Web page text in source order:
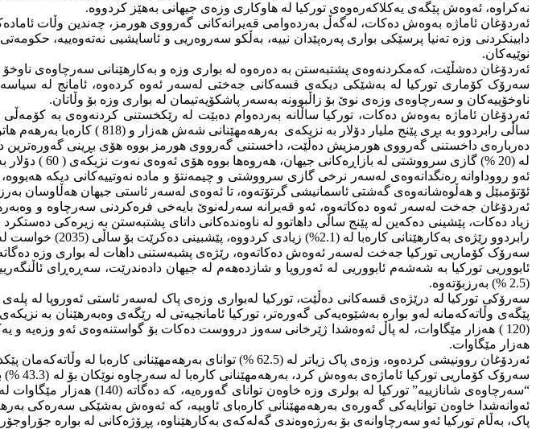
نەکراوە، ئەوەش پێگەى یەکلاکەرەوەى تورکیا لە هاوکارى وزەى جیهانى بەهێز کردووە.
ئەردۆغان ئاماژە بەوەش دەکات، لەگەڵ بەردەوامى قەیرانەکانى گەرووى هورمز، چەندین وڵات
دابینکردنى وزە تەنیا پرسێکى بواری پەرەپێدان نییە، بەڵکو سەروەریى و ئاسایشیى نەتەوەییە،
نوێیەکان.
ئەردۆغان دەشڵێت، کەمکردنەوەى پشتبەستن بە دەرەوە لە بوارى وزە و بەکارهێنانى سەرچاوەى ناوخۆ
سەرۆک کۆمارى تورکیا لە بەشێکى دیکەى قسەکانى جەختى لەسەر ئەوە کردەوە، ئامانج لە
ناوخۆییەکان و سەرچاوەى وزەى نوێ بۆ زاڵبوونە بەسەر پاشکۆیەتیمان لە بوارى وزە بۆ وڵاتان.
ئەردۆغان ئاماژە بەوەش دەکات، تورکیا ساڵانە بەردەوام دەبێت لە رێکخستنى کردنەوەى بە
ساڵى رابردوو بە بڕى پێنج ملیار دۆلار بە نزیکەى بەرهەمهێنانى شەش هەزار و (818 ) کارەبا بەرهەم هاتووە.
لە (20 %) گازى سرووشتى لە بازاڕەکانى جیهان، هەروەها بووە هۆى ئەوەى نەوت نزیکەى ( 60 ) دۆلار بەرزبێتەوە، کە دەکاتە دوو ئەوەندەى نرخى پێشوو.
ئەو رووداوانە رەنگدانەوەى لەسەر نرخى گازى سرووشتى و چیمەنتۆ و مادە نەوتییەکانى دیکە
ئۆتۆمبێل و هەڵوەشانەوەى گەشتى ئاسمانیشى گرتۆتەوە، تا ئەوەى لەسەر ئاستى جیهان هەڵاوسان
ئەردۆغان جەخت لەسەر ئەوە دەکاتەوە، ئەو قەیرانە سەرلەنوێ بایەخى فرەکردنى سەرچاوە و
زیاد دەکات، پێشینى دەکەین لە پێنج ساڵى داهاتوو لە ناوەندەکانى داتاى پشتبەستن بە زیرەکى دەستکرد
رابردوو رێژەى بەکارهێنانى کارەبا لە (2.1%) زیادى کردووە، پێشبینى دەکرێت بۆ ساڵى (2035) خواست لەسەر بەکارهێنانى کارەبا بۆ لە (50%) زیاد بێت.
سەرۆک کۆماریى تورکیا جەخت لەسەر ئەوەش دەکاتەوە، رێژەى پشبەستنى داهات لە بوارى وزە دەگاتە لە (57 ) پسوولەى هاوردەى وزە ساڵانە لەنێوان (60 بۆ 100)
ئابووریى تورکیا بە شەشەم ئابووریى لە ئەوروپا و شازدەهەم لە جیهان دادەندرێت، سەڕەڕاى
(2.5 %) بەرزبۆتەوە.
(120 ) هەزار مێگاوات، لە پاڵ ئەوەشدا ژێرخانى سەوز درووست دەکات بۆ گواستنەوەى ئەو وزەیە و
هەزار مێگاوات.
ئەردۆغان روونیشى کردەوە، وزەى پاک زیاتر لە (62.5 %) تواناى بەرهەمهێنانى کارەبا لە وڵاتەکەمان پێکدەهێنێت، بەگشتى تواناى وزە لەکۆتایی مانگى نیسانى ئەمساڵ گەیشتۆتە (125 ) هەزار و (410 ) مێگاوات.
ئەوانەشدا خاوەن توانایەکى گەورەى بەرهەمهێنانى کارەباى ئاوییە، کە ئەوەش بەشێکى سەرەکى
پاک، بەڵام تورکیا ئەو سەرچاوانەى بۆ بەرژەوەندى گەلەکەى بەکارهێناوە، پڕۆژەکانى لە بوارە